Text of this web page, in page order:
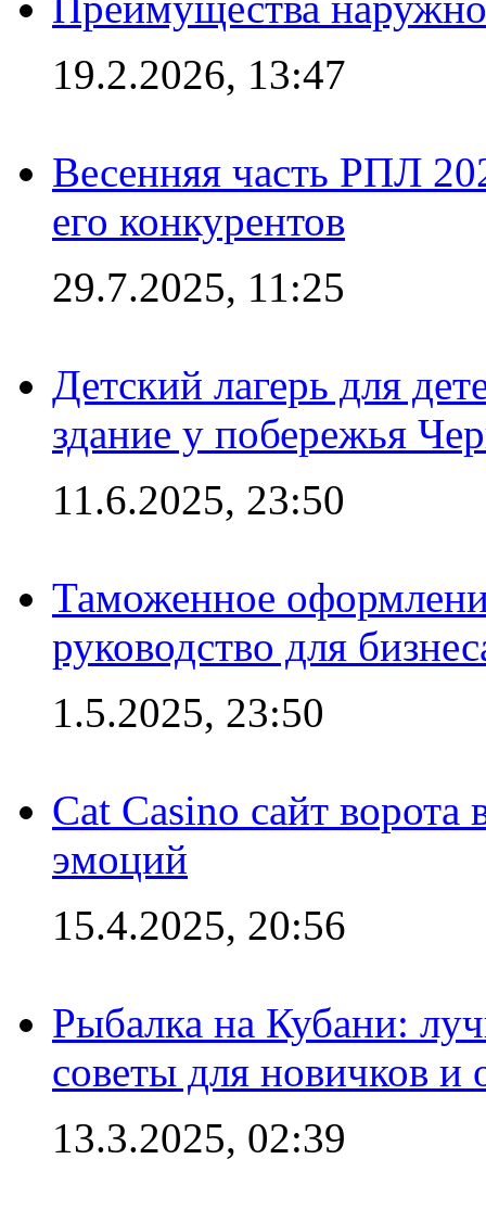
19.2.2026, 13:47
Весенняя часть РПЛ
его конкурентов
29.7.2025, 11:25
Детский лагерь для
здание у побережья
11.6.2025, 23:50
Таможенное
руководство для
1.5.2025, 23:50
Cat Casino сайт
эмоций
15.4.2025, 20:56
Рыбалка на Кубани:
советы для новичков
13.3.2025, 02:39